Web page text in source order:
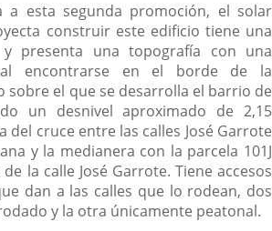
a esta segunda promoción, el solar
construir este edificio tiene una
presenta una topografía con una
encontrarse en el borde de la
sobre el que se desarrolla el barrio de
un desnivel aproximado de 2,15
del cruce entre las calles José Garrote
y la medianera con la parcela 101J
la calle José Garrote. Tiene accesos
dan a las calles que lo rodean, dos
y la otra únicamente peatonal.